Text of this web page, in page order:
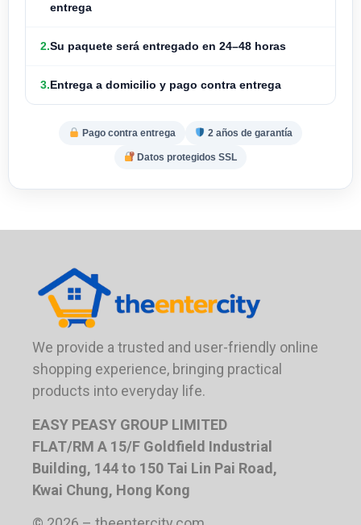
entrega
2.Su paquete será entregado en 24–48 horas
3.Entrega a domicilio y pago contra entrega
Pago contra entrega 2 años de garantía
Datos protegidos SSL
We provide a trusted and user-friendly online
shopping experience, bringing practical
products into everyday life.
EASY PEASY GROUP LIMITED
FLAT/RM A 15/F Goldfield Industrial
Building, 144 to 150 Tai Lin Pai Road,
Kwai Chung, Hong Kong